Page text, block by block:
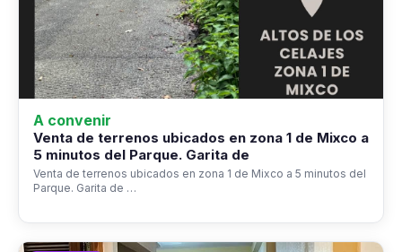
A convenir
Venta de terrenos ubicados en zona 1 de Mixco a
5 minutos del Parque. Garita de
Venta de terrenos ubicados en zona 1 de Mixco a 5 minutos del
Parque. Garita de …